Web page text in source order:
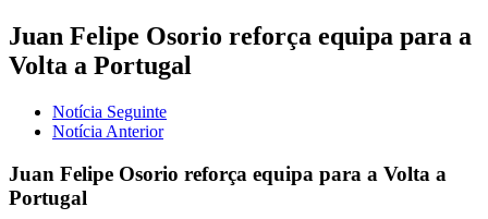
Juan Felipe Osorio reforça equipa para a
Volta a Portugal
Notícia Seguinte
Notícia Anterior
Juan Felipe Osorio reforça equipa para a Volta a
Portugal